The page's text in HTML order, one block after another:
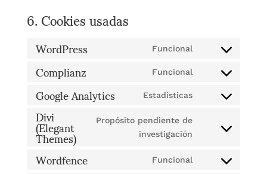
6. Cookies usadas
WordPress Funcional
Consent
wordpress
Complianz Funcional
Consent
Google Analytics Estadísticas
Consent
service
analytics
Divi
(Elegant
Themes)
Propósito pendiente de
investigación
Consent
service
Wordfence Funcional
Consent